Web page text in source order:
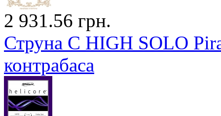
2 931.56 грн.
Струна C HIGH SOLO
контрабаса